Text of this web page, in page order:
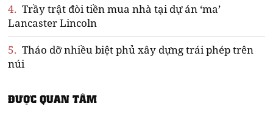
4. Trầy trật đòi tiền mua nhà tại dự án ‘ma’
Lancaster Lincoln
5. Tháo dỡ nhiều biệt phủ xây dựng trái phép trên
núi
ĐƯỢC QUAN TÂM